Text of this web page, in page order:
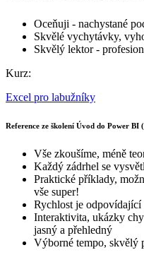
Oceňuji - nachystané
Skvělé vychytávky,
Skvělý lektor -
Kurz:
Excel pro labužníky
Reference ze školení Úvod do Power BI
Vše zkoušíme, méně
Každý zádrhel se
Praktické příklady,
vše super!
Rychlost je odpovídající
Interaktivita, ukázky
jasný a přehledný
Výborné tempo, skvělý